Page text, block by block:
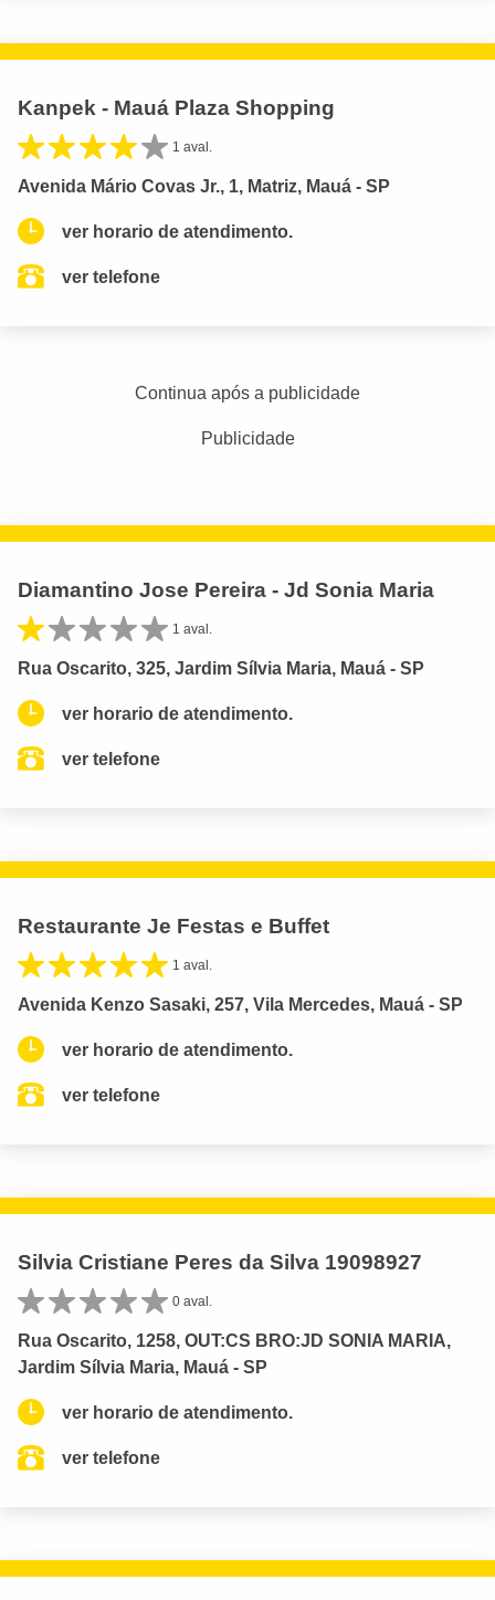
Kanpek - Mauá Plaza Shopping
1 aval.
Avenida Mário Covas Jr., 1, Matriz, Mauá - SP
ver horario de atendimento.
ver telefone
Continua após a publicidade
Publicidade
Diamantino Jose Pereira - Jd Sonia Maria
1 aval.
Rua Oscarito, 325, Jardim Sílvia Maria, Mauá - SP
ver horario de atendimento.
ver telefone
Restaurante Je Festas e Buffet
1 aval.
Avenida Kenzo Sasaki, 257, Vila Mercedes, Mauá - SP
ver horario de atendimento.
ver telefone
Silvia Cristiane Peres da Silva 19098927
0 aval.
Rua Oscarito, 1258, OUT:CS BRO:JD SONIA MARIA,
Jardim Sílvia Maria, Mauá - SP
ver horario de atendimento.
ver telefone